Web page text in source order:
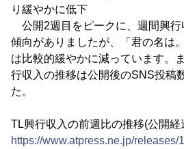
り緩やかに低下
公開2週目をピークに、週間興行
傾向がありましたが、「君の名は
は比較的緩やかに減っています。
行収入の推移は公開後のSNS投稿
た。
TL興行収入の前週比の推移(公開経
https://www.atpress.ne.jp/